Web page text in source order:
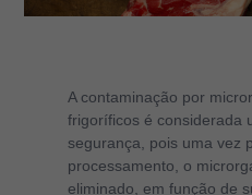
A contaminação por
frigoríficos é considerada
segurança, pois uma vez
processamento, o
eliminado, em função de